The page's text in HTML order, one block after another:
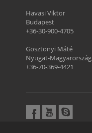
Havasi Viktor
Budapest
+36-30-900-4705
Gosztonyi Máté
Nyugat-Magyarország
+36-70-369-4421